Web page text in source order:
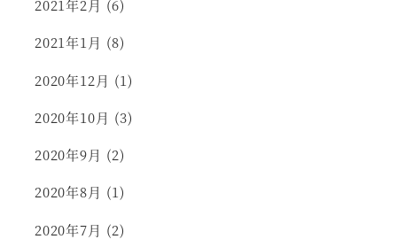
2021年2月 (6)
2021年1月 (8)
2020年12月 (1)
2020年10月 (3)
2020年9月 (2)
2020年8月 (1)
2020年7月 (2)